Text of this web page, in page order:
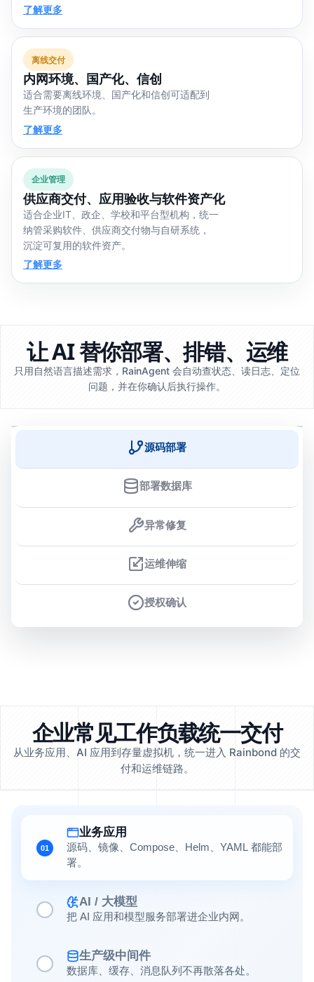
了解更多
离线交付
内网环境、国产化、信创
适合需要离线环境、国产化和信创可适配到
生产环境的团队。
了解更多
企业管理
供应商交付、应用验收与软件资产化
适合企业IT、政企、学校和平台型机构，统一
纳管采购软件、供应商交付物与自研系统，
沉淀可复用的软件资产。
了解更多
让 AI 替你部署、排错、运维
只用自然语言描述需求，RainAgent 会自动查状态、读日志、定位
问题，并在你确认后执行操作。
源码部署
部署数据库
异常修复
运维伸缩
授权确认
企业常见工作负载统一交付
从业务应用、AI 应用到存量虚拟机，统一进入 Rainbond 的交
付和运维链路。
01
业务应用
源码、镜像、Compose、Helm、YAML 都能部
署。
AI / 大模型
把 AI 应用和模型服务部署进企业内网。
生产级中间件
数据库、缓存、消息队列不再散落各处。